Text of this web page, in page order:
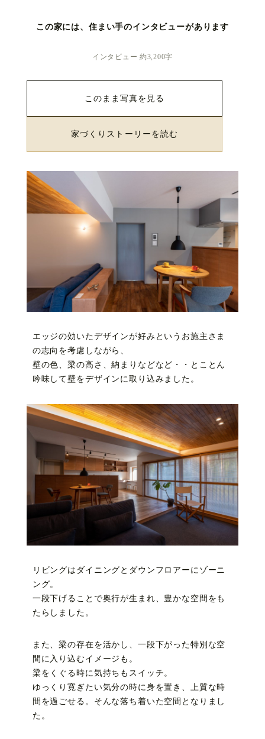
この家には、住まい手のインタビューがあります
インタビュー 約3,200字
このまま写真を見る
家づくりストーリーを読む
エッジの効いたデザインが好みというお施主さま
の志向を考慮しながら、
壁の色、梁の高さ、納まりなどなど・・とことん
吟味して壁をデザインに取り込みました。
リビングはダイニングとダウンフロアーにゾーニ
ング。
一段下げることで奥行が生まれ、豊かな空間をも
たらしました。
また、梁の存在を活かし、一段下がった特別な空
間に入り込むイメージも。
梁をくぐる時に気持ちもスイッチ。
ゆっくり寛ぎたい気分の時に身を置き、上質な時
間を過ごせる。そんな落ち着いた空間となりまし
た。